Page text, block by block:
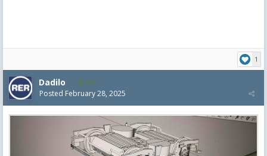
1
Dadilo 101
Posted February 28, 2025